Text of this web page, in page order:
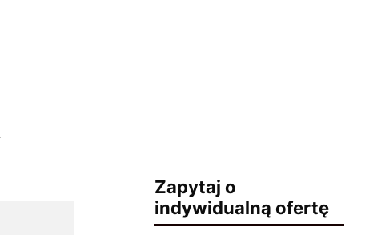
Zapytaj o
indywidualną ofertę